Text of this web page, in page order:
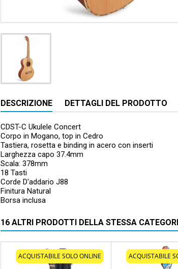
DESCRIZIONE DETTAGLI DEL PRODOTTO
CDST-C Ukulele Concert
Corpo in Mogano, top in Cedro
Tastiera, rosetta e binding in acero con inserti
Larghezza capo 37.4mm
Scala: 378mm
18 Tasti
Corde D'addario J88
Finitura Natural
Borsa inclusa
16 ALTRI PRODOTTI DELLA STESSA
ACQUISTABILE SOLO ONLINE ACQUISTABILE